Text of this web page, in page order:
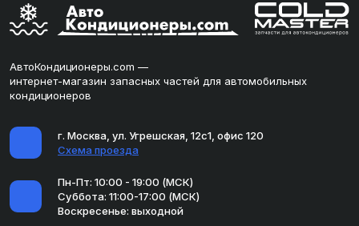
АвтоКондиционеры.com —
интернет-магазин запасных частей для автомобильных
кондиционеров
г. Москва, ул. Угрешская, 12с1, офис 120
Схема проезда
Пн-Пт: 10:00 - 19:00 (МСК)
Суббота: 11:00-17:00 (МСК)
Воскресенье: выходной